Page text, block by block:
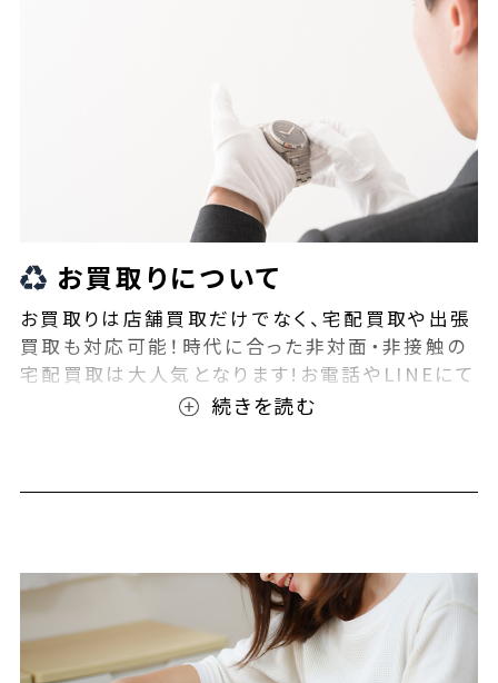
お買取りについて
お買取りは店舗買取だけでなく、宅配買取や出張
買取も対応可能！時代に合った非対面・非接触の
宅配買取は大人気となります!お電話やLINEにて
事前査定が可能となっております！また無料の宅